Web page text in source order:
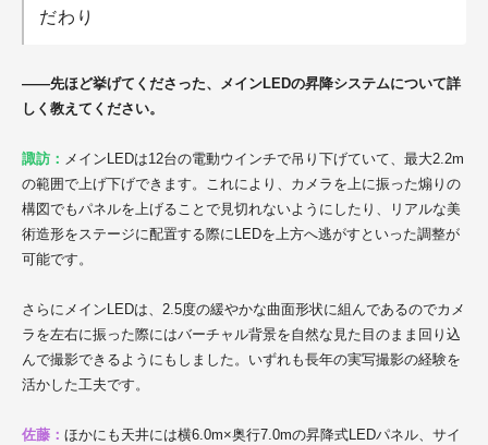
だわり
——先ほど挙げてくださった、メインLEDの昇降システムについて詳
しく教えてください。
諏訪： メインLEDは12台の電動ウインチで吊り下げていて、最大2.2m
の範囲で上げ下げできます。これにより、カメラを上に振った煽りの
構図でもパネルを上げることで見切れないようにしたり、リアルな美
術造形をステージに配置する際にLEDを上方へ逃がすといった調整が
可能です。
さらにメインLEDは、2.5度の緩やかな曲面形状に組んであるのでカメ
ラを左右に振った際にはバーチャル背景を自然な見た目のまま回り込
んで撮影できるようにもしました。いずれも長年の実写撮影の経験を
活かした工夫です。
佐藤： ほかにも天井には横6.0m×奥行7.0mの昇降式LEDパネル、サイ